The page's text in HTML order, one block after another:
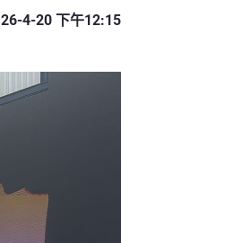
26-4-20 下午12:15